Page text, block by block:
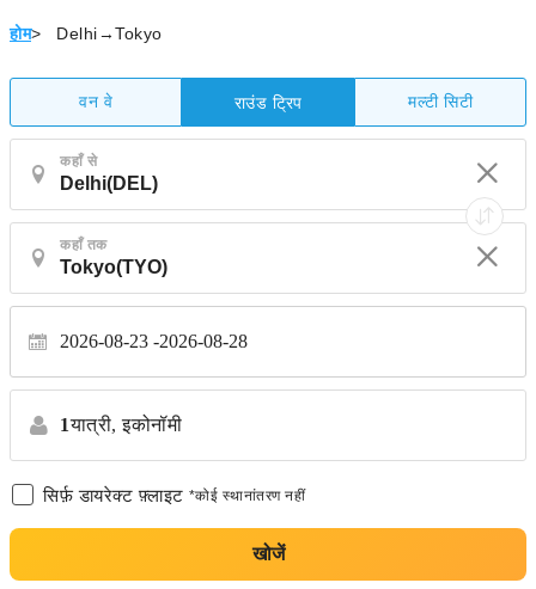
होम> Delhi→Tokyo
वन वे राउंड ट्रिप मल्टी सिटी
कहाँ से
कहाँ तक
2026-08-23 2026-08-28
1यात्री, इकोनॉमी
सिर्फ़ डायरेक्ट फ़्लाइट *कोई स्थानांतरण नहीं
खोजें